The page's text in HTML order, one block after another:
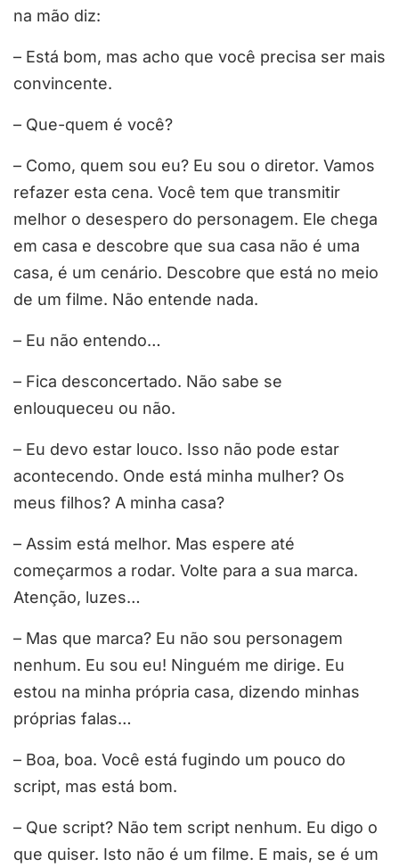
na mão diz:
– Está bom, mas acho que você precisa ser mais
convincente.
– Que-quem é você?
– Como, quem sou eu? Eu sou o diretor. Vamos
refazer esta cena. Você tem que transmitir
melhor o desespero do personagem. Ele chega
em casa e descobre que sua casa não é uma
casa, é um cenário. Descobre que está no meio
de um filme. Não entende nada.
– Eu não entendo…
– Fica desconcertado. Não sabe se
enlouqueceu ou não.
– Eu devo estar louco. Isso não pode estar
acontecendo. Onde está minha mulher? Os
meus filhos? A minha casa?
– Assim está melhor. Mas espere até
começarmos a rodar. Volte para a sua marca.
Atenção, luzes…
– Mas que marca? Eu não sou personagem
nenhum. Eu sou eu! Ninguém me dirige. Eu
estou na minha própria casa, dizendo minhas
próprias falas…
– Boa, boa. Você está fugindo um pouco do
script, mas está bom.
– Que script? Não tem script nenhum. Eu digo o
que quiser. Isto não é um filme. E mais, se é um